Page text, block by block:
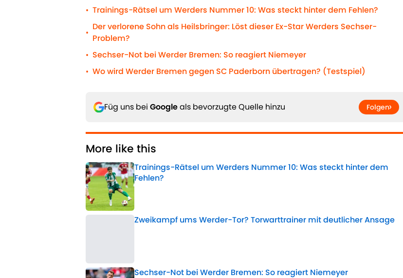
• Trainings-Rätsel um Werders Nummer 10: Was steckt hinter dem Fehlen?
•
Der verlorene Sohn als Heilsbringer: Löst dieser Ex-Star Werders Sechser-
Problem?
• Sechser-Not bei Werder Bremen: So reagiert Niemeyer
• Wo wird Werder Bremen gegen SC Paderborn übertragen? (Testspiel)
Füg uns bei Googleals bevorzugte Quelle hinzu Folgen
More like this
Trainings-Rätsel um Werders Nummer 10: Was steckt hinter dem
Fehlen?
Published by on Invalid Date
Zweikampf ums Werder-Tor? Torwarttrainer mit deutlicher Ansage
Sechser-Not bei Werder Bremen: So reagiert Niemeyer